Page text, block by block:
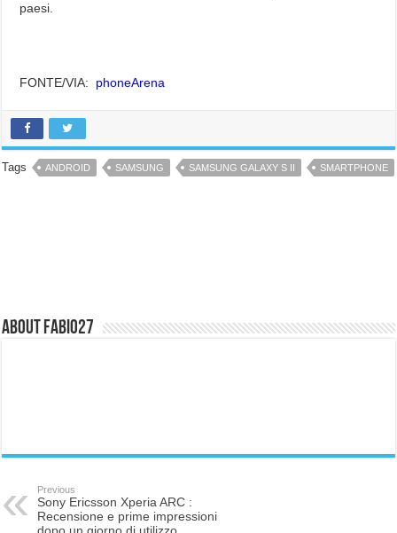
paesi.
FONTE/VIA: phoneArena
Tags ANDROID SAMSUNG SAMSUNG GALAXY S II SMARTPHONE
About fabio27
Previous
Sony Ericsson Xperia ARC :
Recensione e prime impressioni